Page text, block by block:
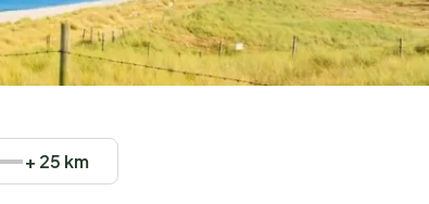
+ 25 km